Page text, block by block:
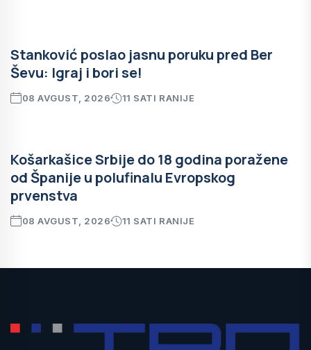
Stanković poslao jasnu poruku pred Ber
Ševu: Igraj i bori se!
08 AVGUST, 2026 11 SATI RANIJE
Košarkašice Srbije do 18 godina poražene
od Španije u polufinalu Evropskog
prvenstva
08 AVGUST, 2026 11 SATI RANIJE